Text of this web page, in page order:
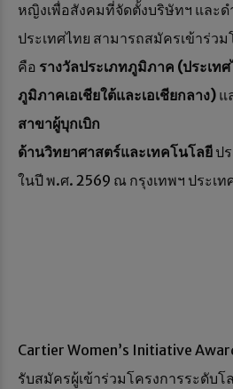
หญิงเพื่อสังคมที่จัดตั้งบริษัทฯ และด
ประเทศไทย สามารถสมัครเข้าร่วม
คือ รางวัลประเภทภูมิภาค (ประเท
ภูมิภาคเอเชียใต้และเอเชียกลาง) แ
สาขาผู้บุกเบิก
ด้านวิทยาศาสตร์และเทคโนโลยี ป
ในปี พ.ศ. 2569 ณ กรุงเทพฯ ประเท
Cartier Women’s Initiative
รับสมัครผู้เข้าร่วมโครงการระดับ